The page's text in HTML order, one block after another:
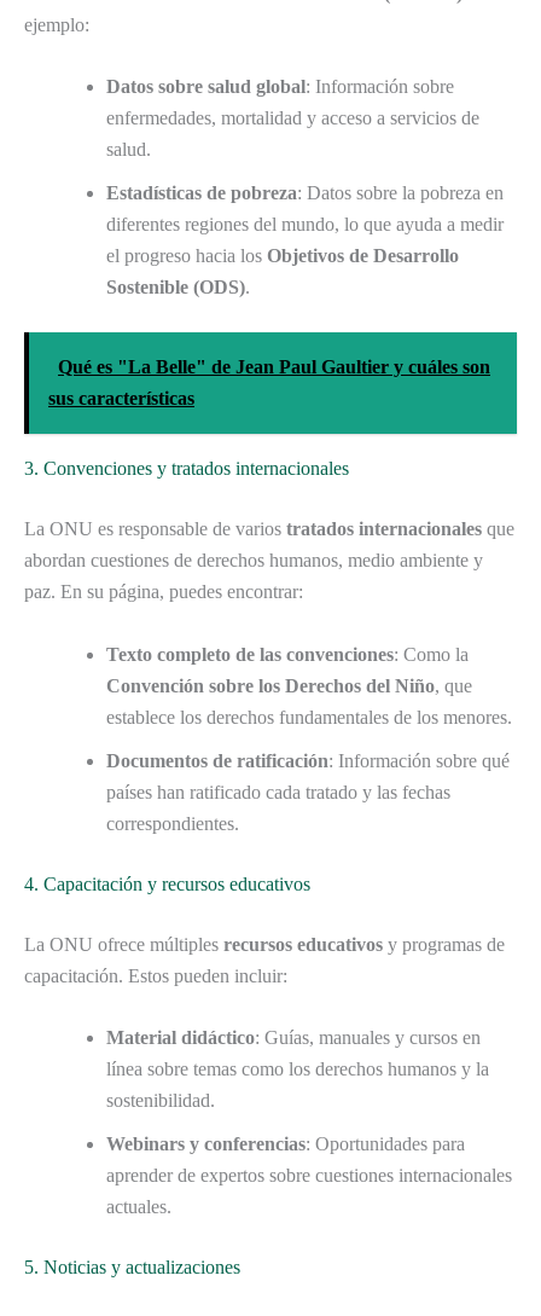
ejemplo:
Datos sobre salud global: Información sobre
enfermedades, mortalidad y acceso a servicios de
salud.
Estadísticas de pobreza: Datos sobre la pobreza en
diferentes regiones del mundo, lo que ayuda a medir
el progreso hacia los Objetivos de Desarrollo
Sostenible (ODS).
Qué es "La Belle" de Jean Paul Gaultier y cuáles son
sus características
3. Convenciones y tratados internacionales
La ONU es responsable de varios tratados internacionales que
abordan cuestiones de derechos humanos, medio ambiente y
paz. En su página, puedes encontrar:
Texto completo de las convenciones: Como la
Convención sobre los Derechos del Niño, que
establece los derechos fundamentales de los menores.
Documentos de ratificación: Información sobre qué
países han ratificado cada tratado y las fechas
correspondientes.
4. Capacitación y recursos educativos
La ONU ofrece múltiples recursos educativos y programas de
capacitación. Estos pueden incluir:
Material didáctico: Guías, manuales y cursos en
línea sobre temas como los derechos humanos y la
sostenibilidad.
Webinars y conferencias: Oportunidades para
aprender de expertos sobre cuestiones internacionales
actuales.
5. Noticias y actualizaciones